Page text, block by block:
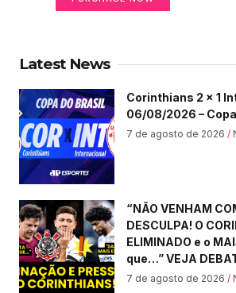
Latest News
Corinthians 2 x 1
06/08/2026 –
7 de agosto de 2026
“NÃO VENHAM
DESCULPA! O
ELIMINADO e o
que…” VEJA
7 de agosto de 2026